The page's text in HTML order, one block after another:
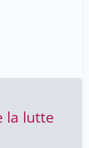
la lutte